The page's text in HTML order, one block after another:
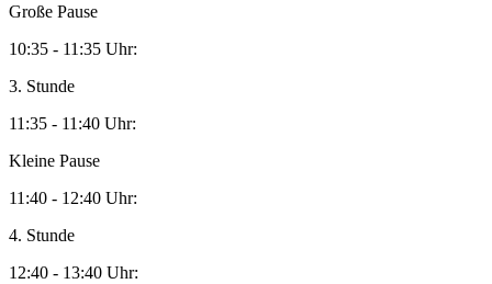
Große Pause
10:35 - 11:35 Uhr:
3. Stunde
11:35 - 11:40 Uhr:
Kleine Pause
11:40 - 12:40 Uhr:
4. Stunde
12:40 - 13:40 Uhr: